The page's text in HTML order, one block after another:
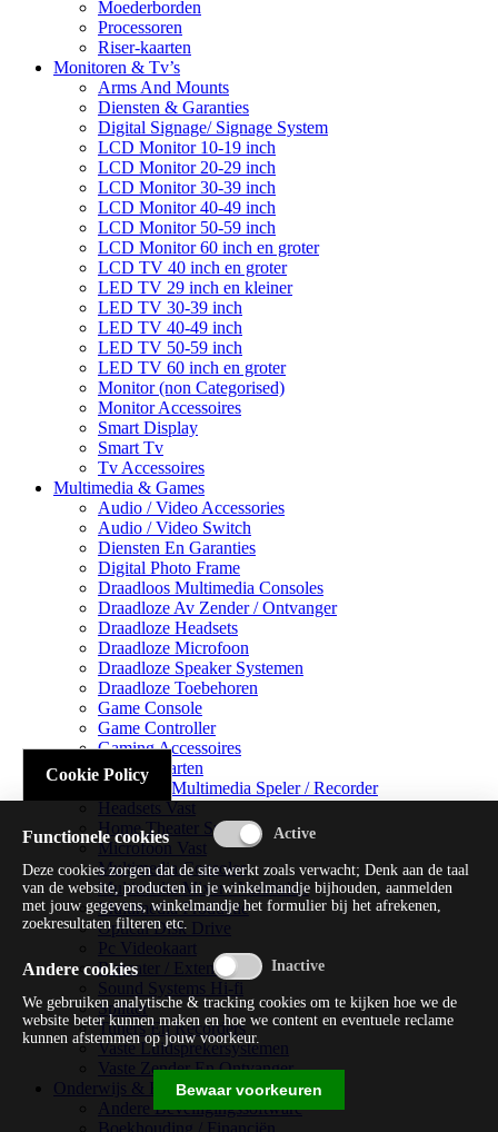
Moederborden
Processoren
Riser-kaarten
Monitoren & Tv’s
Arms And Mounts
Diensten & Garanties
Digital Signage/ Signage System
LCD Monitor 10-19 inch
LCD Monitor 20-29 inch
LCD Monitor 30-39 inch
LCD Monitor 40-49 inch
LCD Monitor 50-59 inch
LCD Monitor 60 inch en groter
LCD TV 40 inch en groter
LED TV 29 inch en kleiner
LED TV 30-39 inch
LED TV 40-49 inch
LED TV 50-59 inch
LED TV 60 inch en groter
Monitor (non Categorised)
Monitor Accessoires
Smart Display
Smart Tv
Tv Accessoires
Multimedia & Games
Audio / Video Accessories
Audio / Video Switch
Diensten En Garanties
Digital Photo Frame
Draadloos Multimedia Consoles
Draadloze Av Zender / Ontvanger
Draadloze Headsets
Draadloze Microfoon
Draadloze Speaker Systemen
Draadloze Toebehoren
Game Console
Game Controller
Gaming Accessoires
Geluidskaarten
Handheld Multimedia Speler / Recorder
Headsets Vast
Home Theater Systems
Microfoon Vast
Multimedia Consoles
Multimedia Mixer / Versterker
Multimedia Productie
Optical Disk Drive
Pc Videokaart
Repeater / Extender
Sound Systems Hi-fi
Splitter
Tuners En Recorders
Vaste Luidsprekersystemen
Vaste Zender En Ontvanger
Onderwijs & Recreatie
Andere Beveiligingssoftware
Cookie Policy
Functionele cookies
Deze cookies zorgen dat de site werkt zoals verwacht; Denk aan de taal
van de website, producten in je winkelmandje bijhouden, aanmelden
met jouw gegevens, winkelmandje het formulier bij het afrekenen,
zoekresultaten filteren etc.
Andere cookies
We gebruiken analytische & tracking cookies om te kijken hoe we de
website beter kunnen maken en hoe we content en eventuele reclame
kunnen afstemmen op jouw voorkeur.
Bewaar voorkeuren